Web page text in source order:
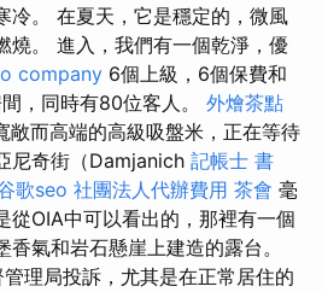
冷。 在夏天，它是穩定的，微風
燒。 進入，我們有一個乾淨，優
company 6個上級，6個保費和
，同時有80位客人。 外燴茶點
敞而高端的高級吸盤米，正在等待
尼奇街（Damjanich 記帳士 書
歌seo 社團法人代辦費用 茶會 毫
從OIA中可以看出的，那裡有一個
氣和岩石懸崖上建造的露台。
理局投訴，尤其是在正常居住的